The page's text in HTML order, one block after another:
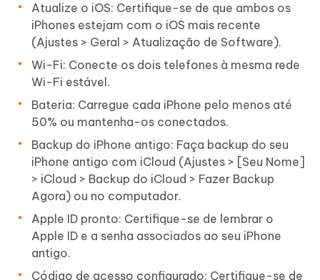
Atualize o iOS: Certifique-se de que ambos os
iPhones estejam com o iOS mais recente
(Ajustes > Geral > Atualização de Software).
Wi-Fi: Conecte os dois telefones à mesma rede
Wi-Fi estável.
Bateria: Carregue cada iPhone pelo menos até
50% ou mantenha-os conectados.
Backup do iPhone antigo: Faça backup do seu
iPhone antigo com iCloud (Ajustes > [Seu Nome]
> iCloud > Backup do iCloud > Fazer Backup
Agora) ou no computador.
Apple ID pronto: Certifique-se de lembrar o
Apple ID e a senha associados ao seu iPhone
antigo.
Código de acesso configurado: Certifique-se de